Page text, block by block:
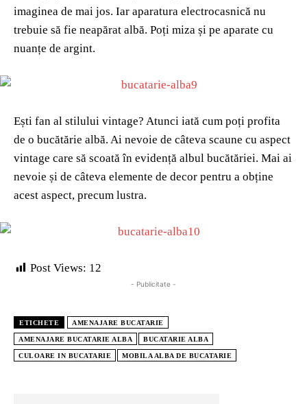
imaginea de mai jos. Iar aparatura electrocasnică nu
trebuie să fie neapărat albă. Poți miza și pe aparate cu
nuanțe de argint.
Ești fan al stilului vintage? Atunci iată cum poți profita
de o bucătărie albă. Ai nevoie de câteva scaune cu aspect
vintage care să scoată în evidență albul bucătăriei. Mai ai
nevoie și de câteva elemente de decor pentru a obține
acest aspect, precum lustra.
Post Views: 12
- Publicitate -
ETICHETE AMENAJARE BUCATARIE
AMENAJARE BUCATARIE ALBA BUCATARIE ALBA
CULOARE IN BUCATARIE MOBILA ALBA DE BUCATARIE